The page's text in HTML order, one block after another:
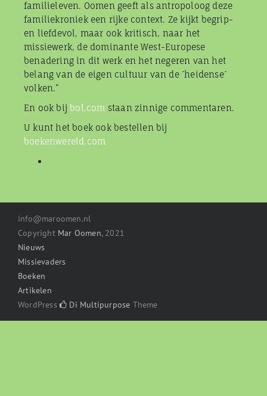
familieleven. Oomen geeft als antropoloog deze
familiekroniek een rijke context. Ze kijkt begrip-
en liefdevol, maar ook kritisch, naar het
missiewerk, de dominante West-Europese
benadering in dit werk en het negeren van het
belang van de eigen cultuur van de ´heidense´
volken.”
En ook bijbol.com staan zinnige commentaren.
U kunt het boek ook bestellen bij
boekenwereld.com
info@maroomen.nl
Copyright Mar Oomen, 2021
Nieuws
Missievaders
Boeken
Artikelen
WordPress
Di Multipurpose Theme